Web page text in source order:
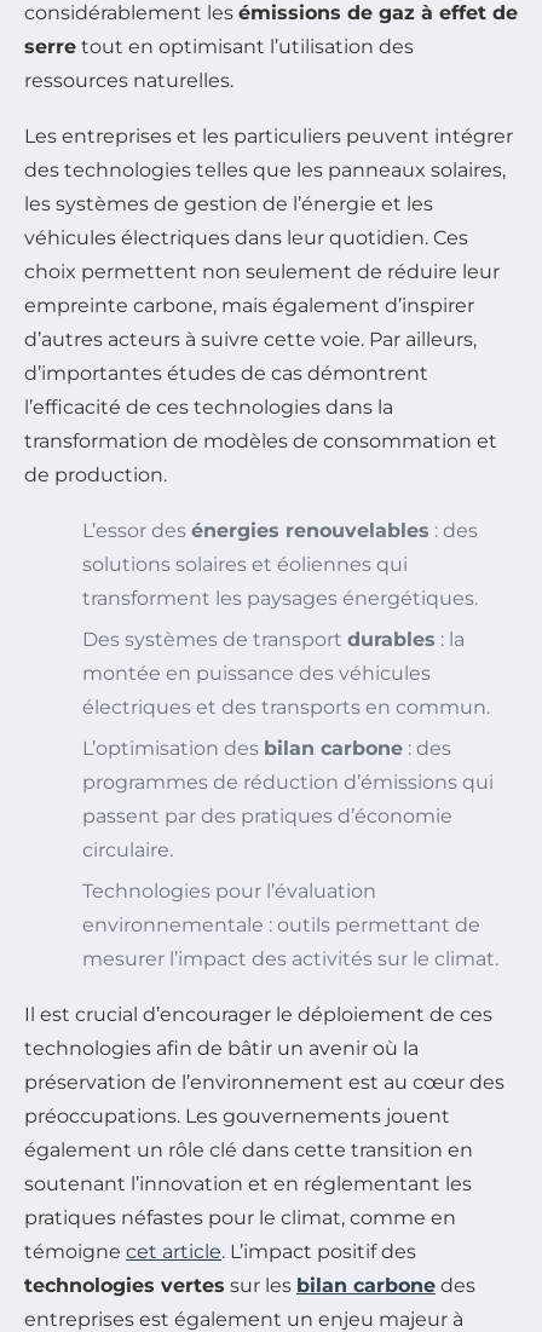
considérablement les émissions de gaz à effet de
serre tout en optimisant l’utilisation des
ressources naturelles.
Les entreprises et les particuliers peuvent intégrer
des technologies telles que les panneaux solaires,
les systèmes de gestion de l’énergie et les
véhicules électriques dans leur quotidien. Ces
choix permettent non seulement de réduire leur
empreinte carbone, mais également d’inspirer
d’autres acteurs à suivre cette voie. Par ailleurs,
d’importantes études de cas démontrent
l’efficacité de ces technologies dans la
transformation de modèles de consommation et
de production.
L’essor des énergies renouvelables : des
solutions solaires et éoliennes qui
transforment les paysages énergétiques.
Des systèmes de transport durables : la
montée en puissance des véhicules
électriques et des transports en commun.
L’optimisation des bilan carbone : des
programmes de réduction d’émissions qui
passent par des pratiques d’économie
circulaire.
Technologies pour l’évaluation
environnementale : outils permettant de
mesurer l’impact des activités sur le climat.
Il est crucial d’encourager le déploiement de ces
technologies afin de bâtir un avenir où la
préservation de l’environnement est au cœur des
préoccupations. Les gouvernements jouent
également un rôle clé dans cette transition en
soutenant l’innovation et en réglementant les
pratiques néfastes pour le climat, comme en
témoigne cet article. L’impact positif des
technologies vertes sur les bilan carbone des
entreprises est également un enjeu majeur à